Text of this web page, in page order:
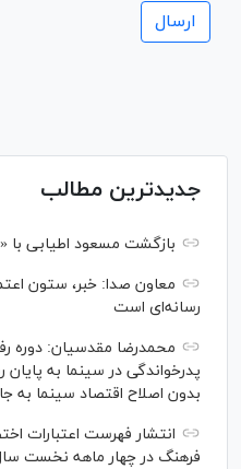
جدیدترین مطالب
بازگشت مسعود اطیابی با
معاون صدا: خبر، ستون
رسانه‌ای است
محمدرضا مقدسیان: دوره
پدرخواندگی در سینما به
بدون اصلاح اقتصاد سینما به
انتشار فهرست اعتبارات
فرهنگ در چهار ماهه نخست سال